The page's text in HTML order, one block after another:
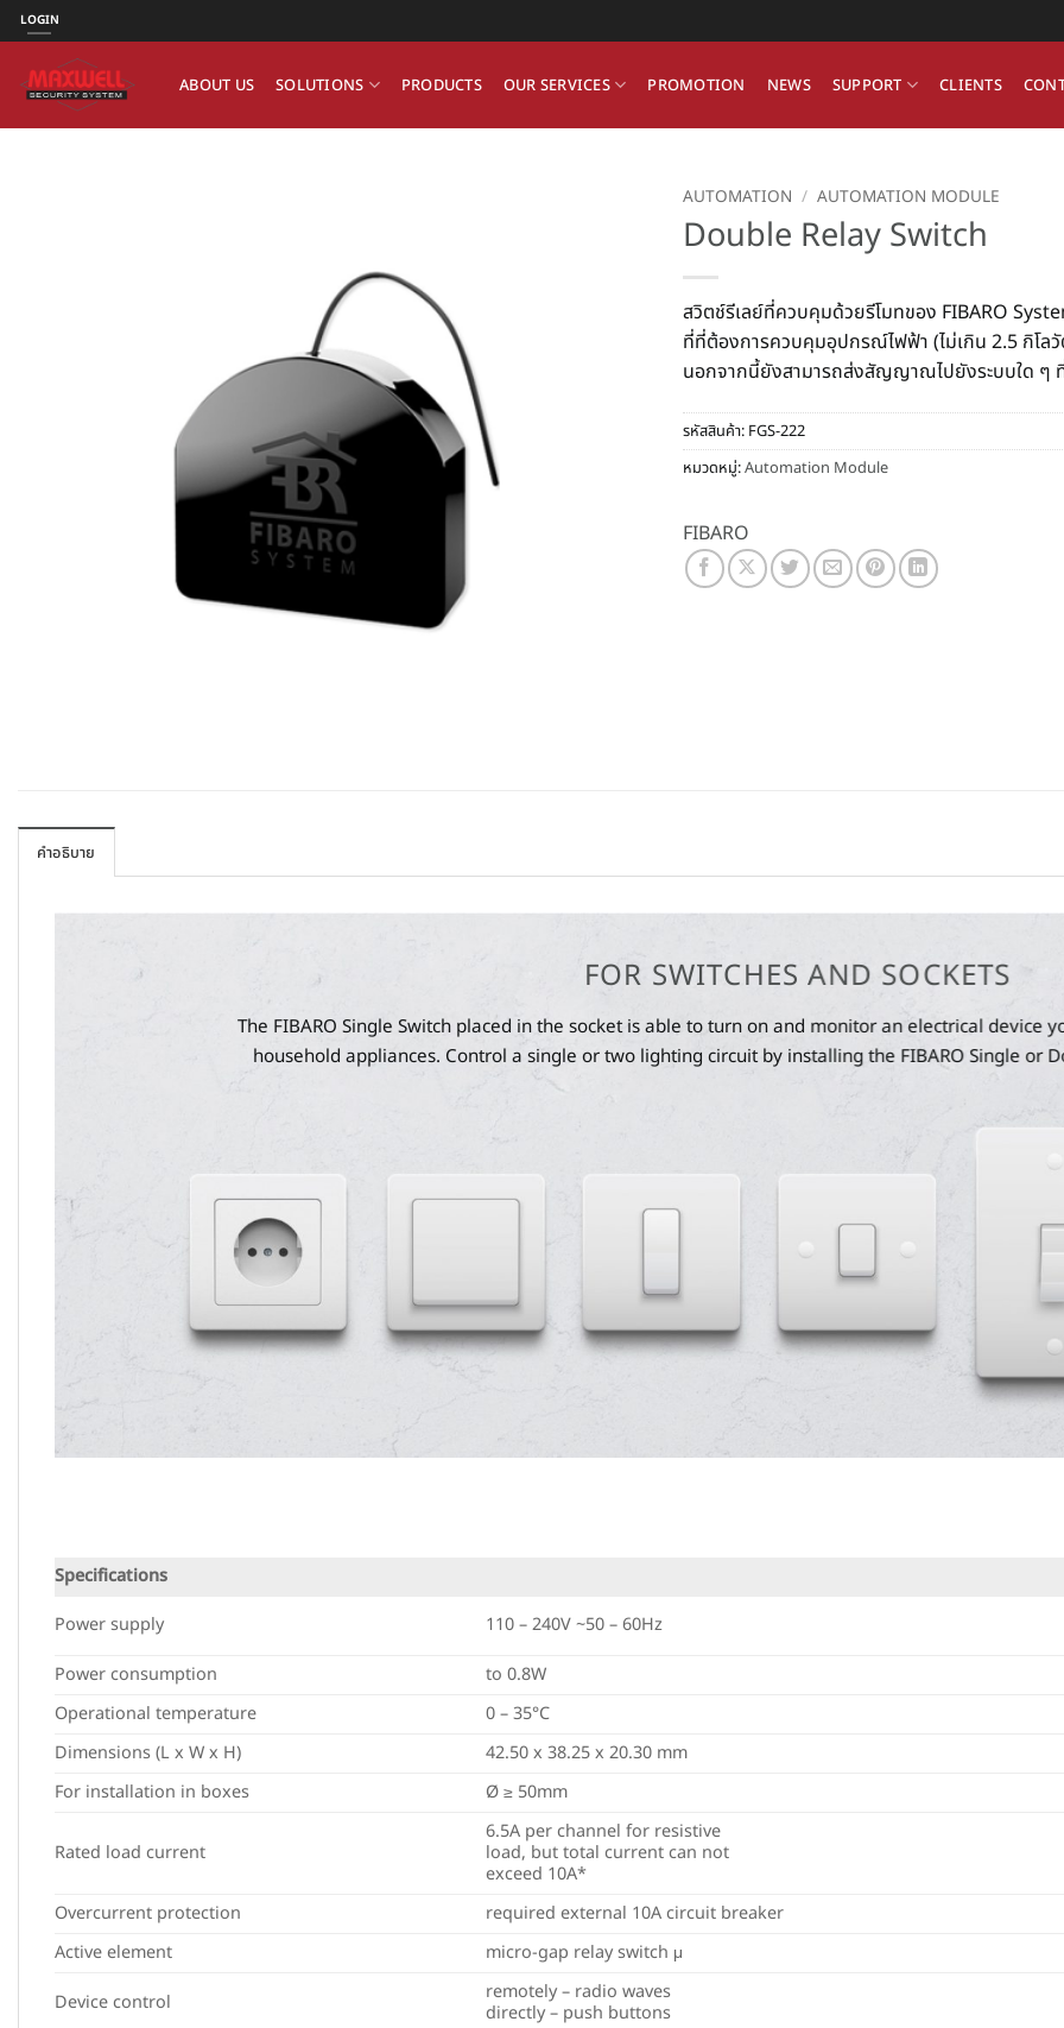
ข้าม
ไป
เนื้อหา
LOGIN
ABOUT US SOLUTIONS PRODUCTS OUR SERVICES PROMOTION NEWS SUPPORT CLIENTS
AUTOMATION / AUTOMATION MODULE
Double Relay Switch
สวิตช์รีเลย์ที่ควบคุมด้วยรีโมทของ FIBARO
ที่ที่ต้องการควบคุมอุปกรณ์ไฟฟ้า (ไม่เกิน 2.5 กิโล
นอกจากนี้ยังสามารถส่งสัญญาณไปยังระบบใด ๆ ที่
รหัสสินค้า: FGS-222
หมวดหมู่:Automation Module
FIBARO
คำอธิบาย
FOR SWITCHES AND SOCKETS
The FIBARO Single Switch placed in the socket is able to turn on and monitor an electrical device
household appliances. Control a single or two lighting circuit by installing the FIBARO Single or
Specifications
Power supply
110 – 240V ~50 – 60Hz
Power consumption
to 0.8W
Operational temperature
0 – 35°C
Dimensions (L x W x H)
42.50 x 38.25 x 20.30 mm
For installation in boxes
Ø ≥ 50mm
Rated load current
6.5A per channel for resistive
load, but total current can not
exceed 10A*
Overcurrent protection
required external 10A circuit breaker
Active element
micro-gap relay switch μ
Device control
remotely – radio waves
directly – push buttons